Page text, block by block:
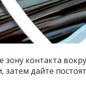
зону контакта
затем дайте